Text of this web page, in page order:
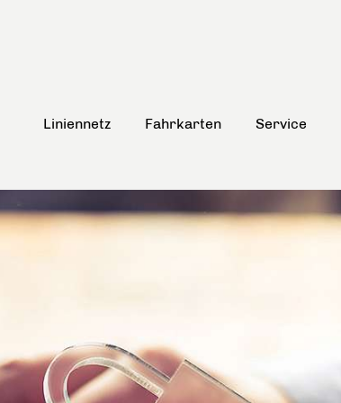
Liniennetz Fahrkarten Service